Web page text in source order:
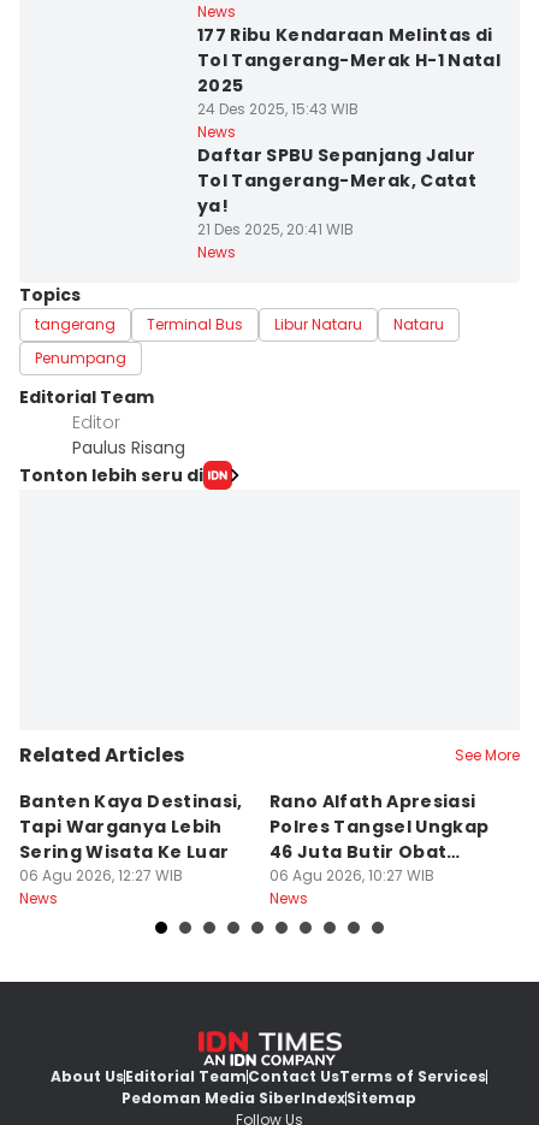
News
177 Ribu Kendaraan Melintas di
Tol Tangerang-Merak H-1 Natal
2025
24 Des 2025, 15:43 WIB
News
Daftar SPBU Sepanjang Jalur
Tol Tangerang-Merak, Catat
ya!
21 Des 2025, 20:41 WIB
News
Topics
tangerang Terminal Bus Libur Nataru
Nataru
Penumpang
Editorial Team
Editor
Paulus Risang
Tonton lebih seru di
Related Articles See More
Banten Kaya Destinasi,
Tapi Warganya Lebih
Sering Wisata Ke Luar
06 Agu 2026, 12:27 WIB
News
Rano Alfath Apresiasi
Polres Tangsel Ungkap
46 Juta Butir Obat
Keras
06 Agu 2026, 10:27 WIB
News
About UsEditorial TeamContact UsTerms of Services
Pedoman Media SiberIndexSitemap
Follow Us